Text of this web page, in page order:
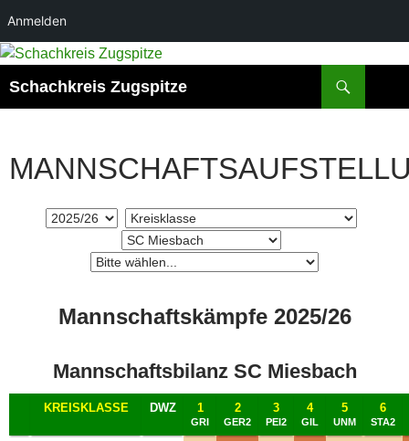
Anmelden
Zum
springen
Schachkreis Zugspitze
Mannschaftskämpfe 2025/26
Mannschaftsbilanz SC Miesbach
KREISKLASSE DWZ 1
GRI
2
GER2
3
PEI2
4
GIL
5
UNM
6
STA2